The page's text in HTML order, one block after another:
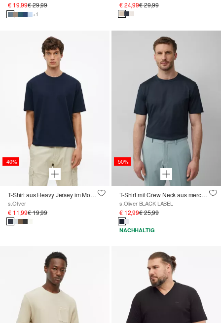
€ 19,99€ 29,99
+1
€ 24,99€ 29,99
-40%
T-Shirt aus Heavy Jersey im Modern Fit
s.Oliver
€ 11,99€ 19,99
-50%
T-Shirt mit Crew Neck aus mercerisiertem Baumwolljersey
s.Oliver BLACK LABEL
€ 12,99€ 25,99
NACHHALTIG